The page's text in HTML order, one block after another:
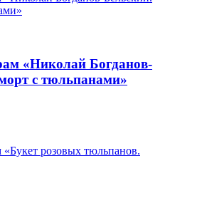
«Николай Богданов-
с тюльпанами»
₽